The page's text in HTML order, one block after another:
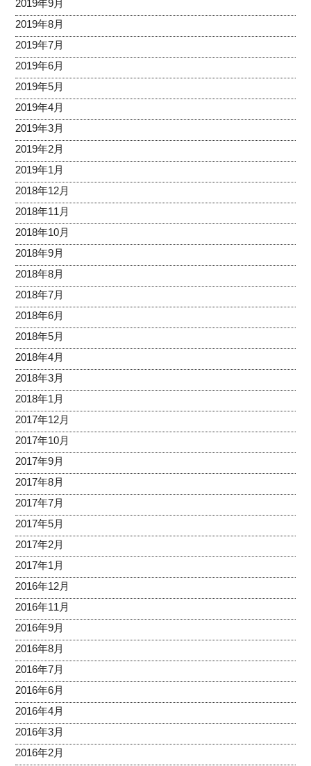
2019年9月
2019年8月
2019年7月
2019年6月
2019年5月
2019年4月
2019年3月
2019年2月
2019年1月
2018年12月
2018年11月
2018年10月
2018年9月
2018年8月
2018年7月
2018年6月
2018年5月
2018年4月
2018年3月
2018年1月
2017年12月
2017年10月
2017年9月
2017年8月
2017年7月
2017年5月
2017年2月
2017年1月
2016年12月
2016年11月
2016年9月
2016年8月
2016年7月
2016年6月
2016年4月
2016年3月
2016年2月